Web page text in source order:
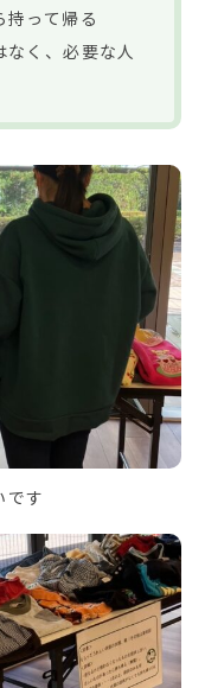
持って帰る
なく、必要な人
です